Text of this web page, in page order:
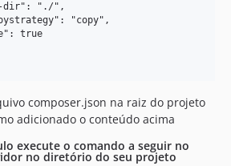
"./",
"copy",
true
composer.json na raiz do projeto
adicionado o conteúdo acima
execute o comando a seguir no
no diretório do seu projeto